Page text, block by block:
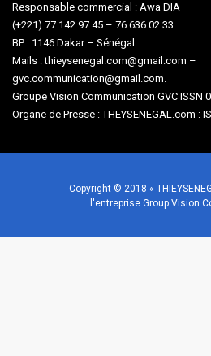
Responsable commercial : Awa DIA
(+221) 77 142 97 45 – 76 636 02 33
BP : 1146 Dakar – Sénégal
Mails : thieysenegal.com@gmail.com –
gvc.communication@gmail.com.
Groupe Vision Communication GVC ISSN
Organe de Presse : THEYSENEGAL.com :
Copyright © 2018 «
l'entreprise Group Vision